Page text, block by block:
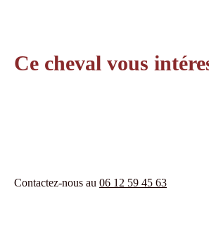
Ce cheval vous
Contactez-nous au 06 12 59 45 63